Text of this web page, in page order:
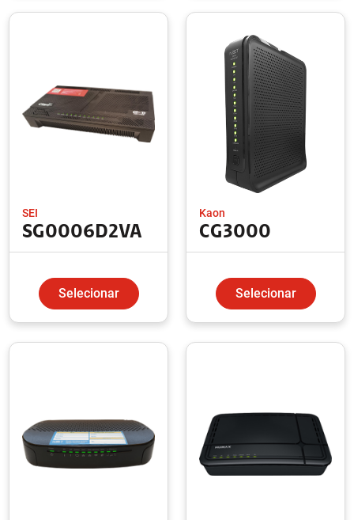
SEI
SG0006D2VA
Selecionar
Kaon
CG3000
Selecionar